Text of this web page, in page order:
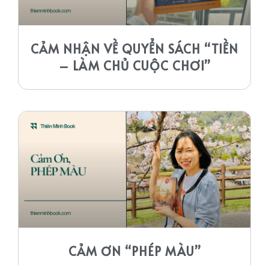
CẢM NHẬN VỀ QUYỂN SÁCH “TIỀN
– LÀM CHỦ CUỘC CHƠI”
CẢM ƠN “PHÉP MÀU”